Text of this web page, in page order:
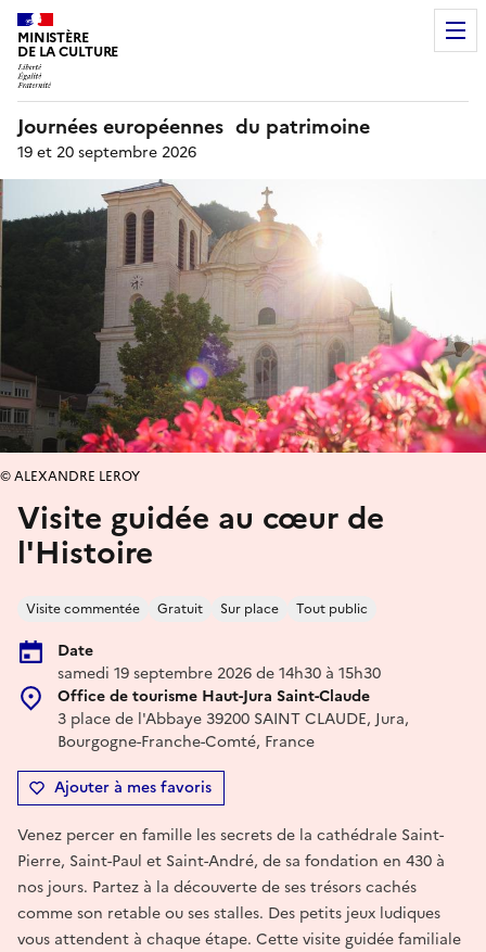
MINISTÈRE
DE LA CULTURE
Journées européennes du patrimoine
19 et 20 septembre 2026
Visite guidée au cœur de
l'Histoire
Visite commentée Gratuit Sur place Tout public
Date
samedi 19 septembre 2026 de 14h30 à 15h30
Office de tourisme Haut-Jura Saint-Claude
3 place de l'Abbaye 39200 SAINT CLAUDE, Jura,
Bourgogne-Franche-Comté, France
Ajouter à mes favoris
© ALEXANDRE LEROY
Venez percer en famille les secrets de la cathédrale Saint-
Pierre, Saint-Paul et Saint-André, de sa fondation en 430 à
nos jours. Partez à la découverte de ses trésors cachés
comme son retable ou ses stalles. Des petits jeux ludiques
vous attendent à chaque étape. Cette visite guidée familiale